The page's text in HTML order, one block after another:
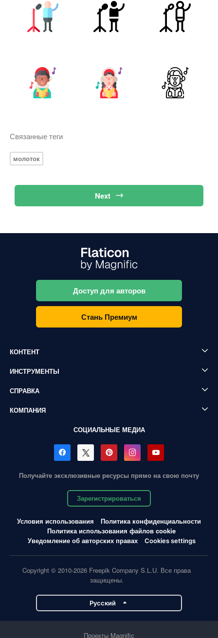
Связанные теги
молоток
Next
Доступ для авторов
Стань Премиум
КОНТЕНТ
ИНСТРУМЕНТЫ
СПРАВКА
КОМПАНИЯ
СОЦИАЛЬНЫЕ МЕДИА
Получайте эксклюзивные ресурсы прямо на свою почту
Зарегистрироваться
Условия использования
Политика конфиденциальности
Политика использования файлов cookie
Уведомление об авторских правах
Cookies settings
Copyright © 2010-2026 Freepik Company S.L.U. Все права
защищены.
Pусский
Проекты Magnific